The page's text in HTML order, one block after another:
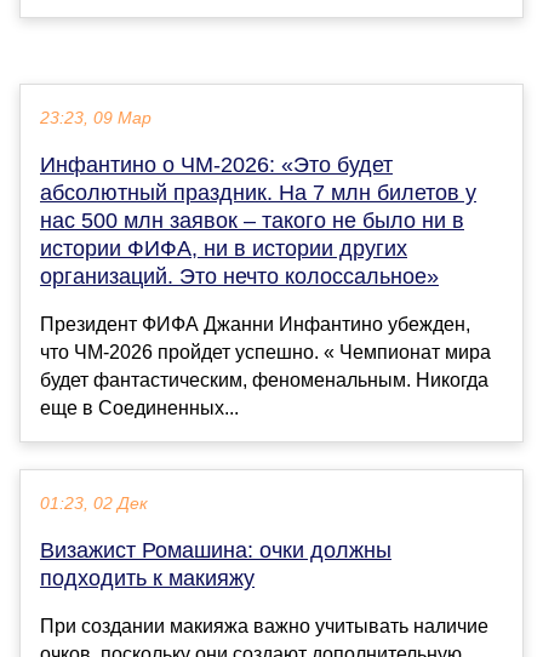
23:23, 09 Мар
Инфантино о ЧМ-2026: «Это будет
абсолютный праздник. На 7 млн билетов у
нас 500 млн заявок – такого не было ни в
истории ФИФА, ни в истории других
организаций. Это нечто колоссальное»
Президент ФИФА Джанни Инфантино убежден,
что ЧМ-2026 пройдет успешно. « Чемпионат мира
будет фантастическим, феноменальным. Никогда
еще в Соединенных...
01:23, 02 Дек
Визажист Ромашина: очки должны
подходить к макияжу
При создании макияжа важно учитывать наличие